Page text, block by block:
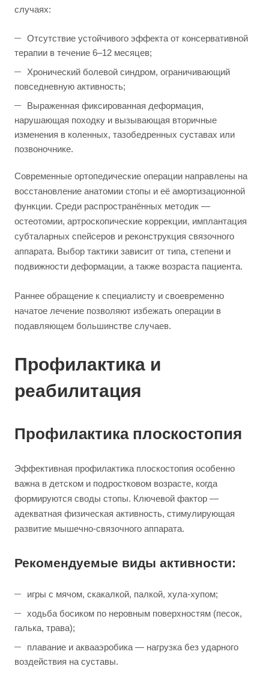
случаях:
Отсутствие устойчивого эффекта от консервативной
терапии в течение 6–12 месяцев;
Хронический болевой синдром, ограничивающий
повседневную активность;
Выраженная фиксированная деформация,
нарушающая походку и вызывающая вторичные
изменения в коленных, тазобедренных суставах или
позвоночнике.
Современные ортопедические операции направлены на
восстановление анатомии стопы и её амортизационной
функции. Среди распространённых методик —
остеотомии, артроскопические коррекции, имплантация
субталарных спейсеров и реконструкция связочного
аппарата. Выбор тактики зависит от типа, степени и
подвижности деформации, а также возраста пациента.
Раннее обращение к специалисту и своевременно
начатое лечение позволяют избежать операции в
подавляющем большинстве случаев.
Профилактика и
реабилитация
Профилактика плоскостопия
Эффективная профилактика плоскостопия особенно
важна в детском и подростковом возрасте, когда
формируются своды стопы. Ключевой фактор —
адекватная физическая активность, стимулирующая
развитие мышечно-связочного аппарата.
Рекомендуемые виды активности:
игры с мячом, скакалкой, палкой, хула-хупом;
ходьба босиком по неровным поверхностям (песок,
галька, трава);
плавание и аквааэробика — нагрузка без ударного
воздействия на суставы.